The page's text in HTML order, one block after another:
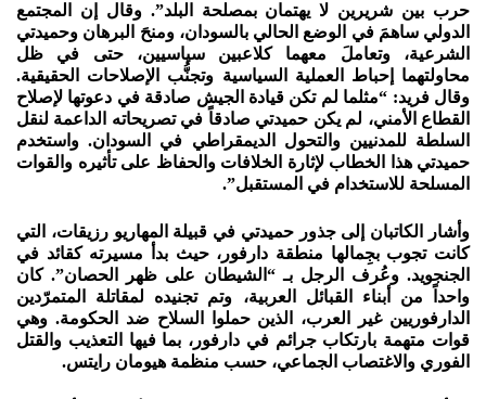
حرب بين شريرين لا يهتمان بمصلحة البلد”. وقال إن المجتمع
الدولي ساهمَ في الوضع الحالي بالسودان، ومنحَ البرهان وحميدتي
الشرعية، وتعاملَ معهما كلاعبين سياسيين، حتى في ظل
محاولتهما إحباط العملية السياسية وتجنُّب الإصلاحات الحقيقية.
وقال فريد: “مثلما لم تكن قيادة الجيش صادقة في دعوتها لإصلاح
القطاع الأمني، لم يكن حميدتي صادقاً في تصريحاته الداعمة لنقل
السلطة للمدنيين والتحول الديمقراطي في السودان. واستخدم
حميدتي هذا الخطاب لإثارة الخلافات والحفاظ على تأثيره والقوات
المسلحة للاستخدام في المستقبل”.
وأشار الكاتبان إلى جذور حميدتي في قبيلة المهاريو رزيقات، التي
كانت تجوب بجِمالها منطقة دارفور، حيث بدأ مسيرته كقائد في
الجنجويد. وعُرف الرجل بـ “الشيطان على ظهر الحصان”. كان
واحداً من أبناء القبائل العربية، وتم تجنيده لمقاتلة المتمرّدين
الدارفوريين غير العرب، الذين حملوا السلاح ضد الحكومة. وهي
قوات متهمة بارتكاب جرائم في دارفور، بما فيها التعذيب والقتل
الفوري والاغتصاب الجماعي، حسب منظمة هيومان رايتس.